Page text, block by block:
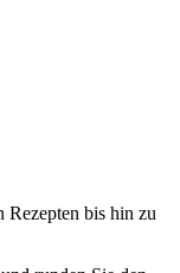
Rezepten bis hin zu